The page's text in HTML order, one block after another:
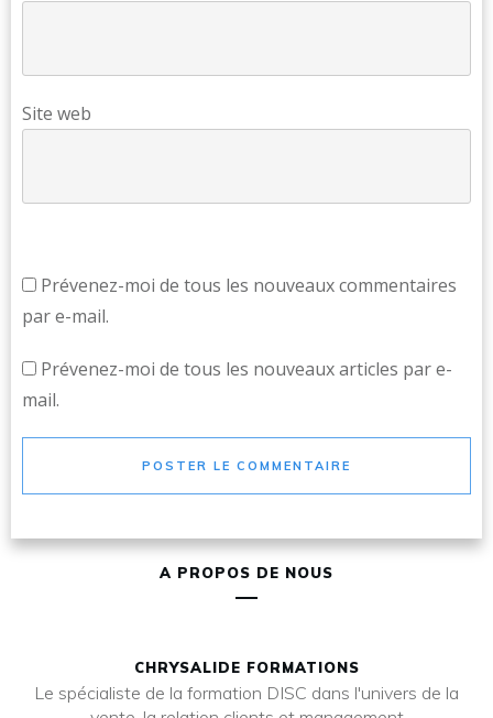
Site web
Prévenez-moi de tous les nouveaux commentaires
par e-mail.
Prévenez-moi de tous les nouveaux articles par e-
mail.
POSTER LE COMMENTAIRE
A PROPOS DE NOUS
CHRYSALIDE FORMATIONS
Le spécialiste de la formation DISC dans l'univers de la